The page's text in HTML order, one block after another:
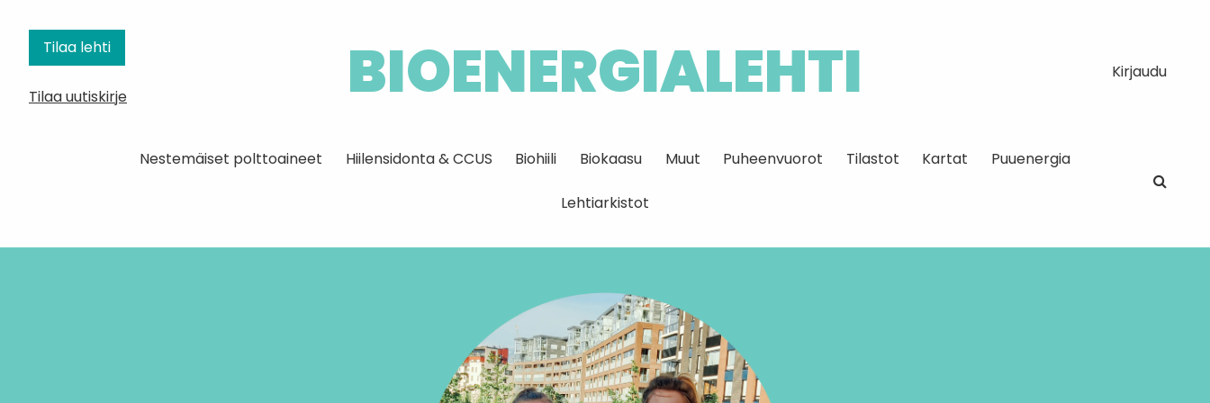
Tilaa lehti
Tilaa uutiskirje BIOENERGIALEHTI Kirjaudu
Nestemäiset polttoaineet Hiilensidonta & CCUS Biohiili Biokaasu Muut Puheenvuorot Tilastot Kartat Puuenergia
Lehtiarkistot